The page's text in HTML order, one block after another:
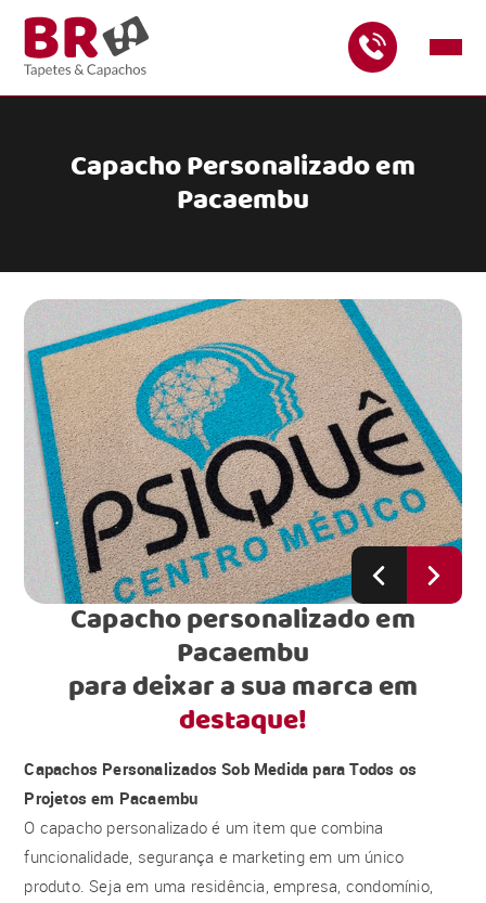
Capacho Personalizado em
Pacaembu
Capacho personalizado em
Pacaembu
para deixar a sua marca em
destaque!
Capachos Personalizados Sob Medida para Todos os
Projetos em Pacaembu
O capacho personalizado é um item que combina
funcionalidade, segurança e marketing em um único
produto. Seja em uma residência, empresa, condomínio,